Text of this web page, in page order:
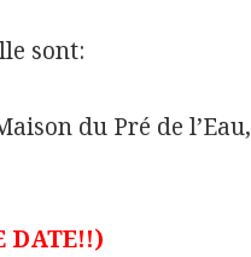
sont:
du Pré de l’Eau,
DATE!!)